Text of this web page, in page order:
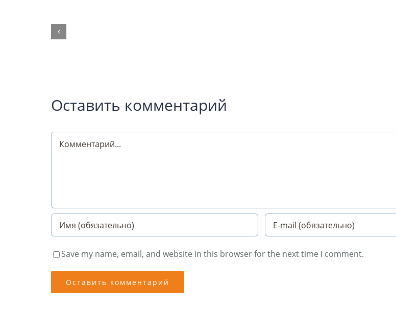
Оставить комментарий
Comment
Save my name, email, and website in this browser for the next time I comment.